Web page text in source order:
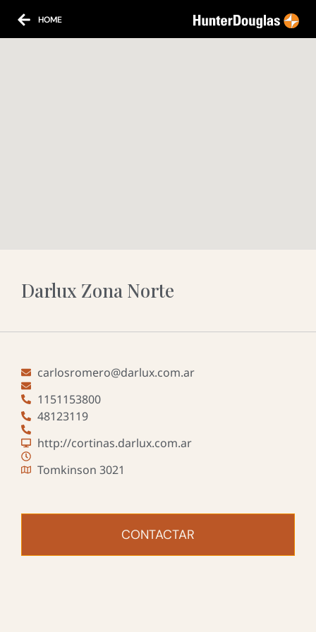
HOME
Darlux Zona Norte
carlosromero@darlux.com.ar
1151153800
48123119
http://cortinas.darlux.com.ar
Tomkinson 3021
CONTACTAR